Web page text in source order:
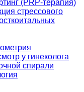
(PRP-терапия)
стрессового
у гинеколога
спирали